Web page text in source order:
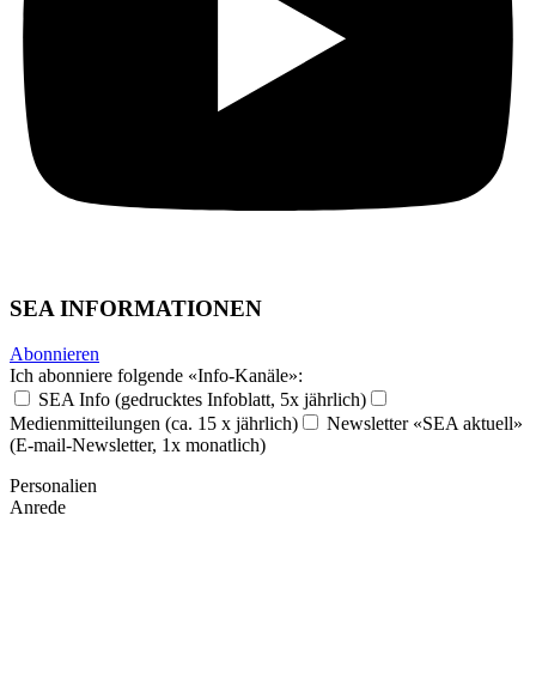
SEA INFORMATIONEN
Abonnieren
Ich abonniere folgende «Info-Kanäle»:
SEA Info (gedrucktes Infoblatt, 5x jährlich)
Medienmitteilungen (ca. 15 x jährlich)
Newsletter «SEA aktuell»
(E-mail-Newsletter, 1x monatlich)
Personalien
Anrede